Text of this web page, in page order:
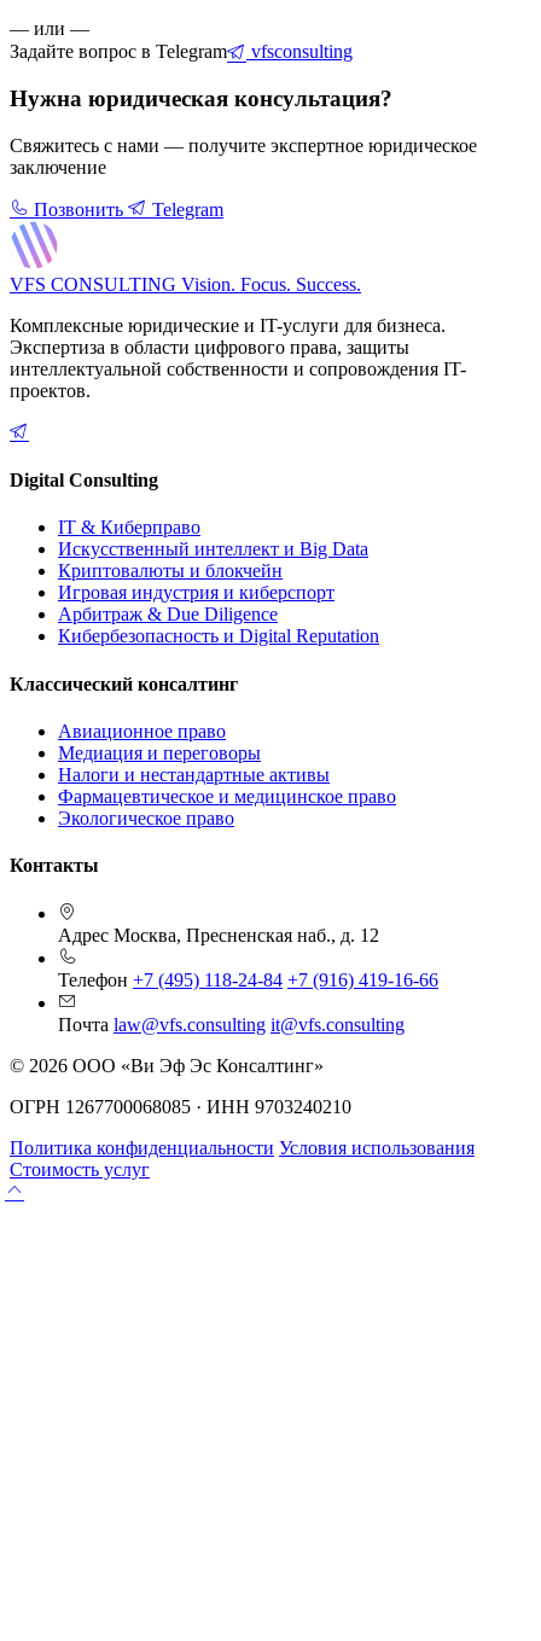
— или —
Задайте вопрос в Telegram
vfsconsulting
Нужна юридическая консультация?
Свяжитесь с нами — получите экспертное юридическое
заключение
Позвонить Telegram
VFS CONSULTING Vision. Focus. Success.
Комплексные юридические и IT-услуги для бизнеса.
Экспертиза в области цифрового права, защиты
интеллектуальной собственности и сопровождения IT-
проектов.
Digital Consulting
IT & Киберправо
Искусственный интеллект и Big Data
Криптовалюты и блокчейн
Игровая индустрия и киберспорт
Арбитраж & Due Diligence
Кибербезопасность и Digital Reputation
Классический консалтинг
Авиационное право
Медиация и переговоры
Налоги и нестандартные активы
Фармацевтическое и медицинское право
Экологическое право
Контакты
Адрес Москва, Пресненская наб., д. 12
Телефон +7 (495) 118-24-84 +7 (916) 419-16-66
Почта law@vfs.consulting it@vfs.consulting
© 2026 ООО «Ви Эф Эс Консалтинг»
ОГРН 1267700068085 · ИНН 9703240210
Политика конфиденциальности Условия использования
Стоимость услуг